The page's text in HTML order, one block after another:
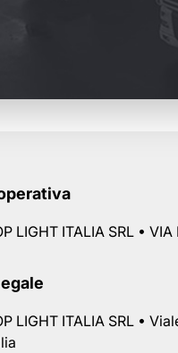
LIGHT ITALIA SRL •
LIGHT ITALIA SRL •